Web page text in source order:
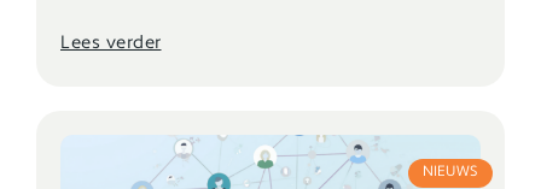
Lees verder
NIEUWS